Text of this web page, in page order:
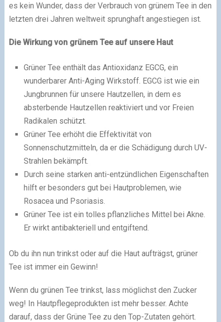
es kein Wunder, dass der Verbrauch von grünem Tee in den
letzten drei Jahren weltweit sprunghaft angestiegen ist.
Die Wirkung von grünem Tee auf unsere Haut
Grüner Tee enthält das Antioxidanz EGCG, ein
wunderbarer Anti-Aging Wirkstoff. EGCG ist wie ein
Jungbrunnen für unsere Hautzellen, in dem es
absterbende Hautzellen reaktiviert und vor Freien
Radikalen schützt.
Grüner Tee erhöht die Effektivität von
Sonnenschutzmitteln, da er die Schädigung durch UV-
Strahlen bekämpft.
Durch seine starken anti-entzündlichen Eigenschaften
hilft er besonders gut bei Hautproblemen, wie
Rosacea und Psoriasis.
Grüner Tee ist ein tolles pflanzliches Mittel bei Akne.
Er wirkt antibakteriell und entgiftend.
Ob du ihn nun trinkst oder auf die Haut aufträgst, grüner
Tee ist immer ein Gewinn!
Wenn du grünen Tee trinkst, lass möglichst den Zucker
weg! In Hautpflegeprodukten ist mehr besser. Achte
darauf, dass der Grüne Tee zu den Top-Zutaten gehört.